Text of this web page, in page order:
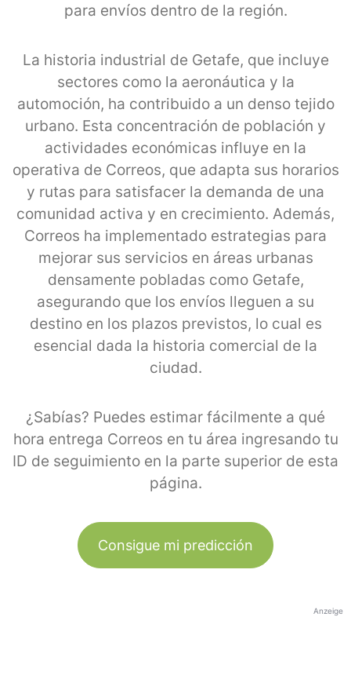
para envíos dentro de la región.
La historia industrial de Getafe, que incluye
sectores como la aeronáutica y la
automoción, ha contribuido a un denso tejido
urbano. Esta concentración de población y
actividades económicas influye en la
operativa de Correos, que adapta sus horarios
y rutas para satisfacer la demanda de una
comunidad activa y en crecimiento. Además,
Correos ha implementado estrategias para
mejorar sus servicios en áreas urbanas
densamente pobladas como Getafe,
asegurando que los envíos lleguen a su
destino en los plazos previstos, lo cual es
esencial dada la historia comercial de la
ciudad.
¿Sabías? Puedes estimar fácilmente a qué
hora entrega Correos en tu área ingresando tu
ID de seguimiento en la parte superior de esta
página.
Consigue mi predicción
Anzeige